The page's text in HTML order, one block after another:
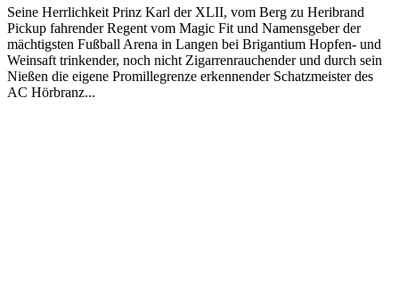
Seine Herrlichkeit Prinz Karl der XLII, vom Berg zu Heribrand
Pickup fahrender Regent vom Magic Fit und Namensgeber der
mächtigsten Fußball Arena in Langen bei Brigantium Hopfen- und
Weinsaft trinkender, noch nicht Zigarrenrauchender und durch sein
Nießen die eigene Promillegrenze erkennender Schatzmeister des
AC Hörbranz...